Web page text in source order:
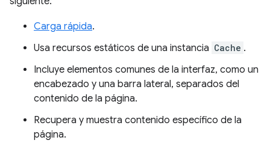
Carga rápida.
Usa recursos estáticos de una instancia Cache .
Incluye elementos comunes de la interfaz, como un
encabezado y una barra lateral, separados del
contenido de la página.
Recupera y muestra contenido específico de la
página.